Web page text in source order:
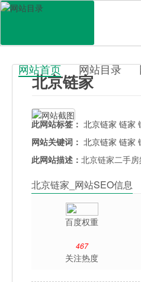
百科目录
网站首页 网站目录
北京链家
此网站标签： 北京链家 链家
网站关键词： 北京链家 链家
此网站描述：北京链家二手
北京链家_网站SEO信息
百度权重
467
关注热度